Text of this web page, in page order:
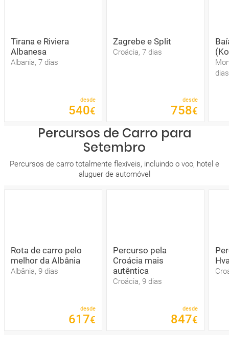
Tirana e Riviera
Albanesa
Albania, 7 dias
desde
540€
Zagrebe e Split
Croácia, 7 dias
desde
758€
dias
Percursos de Carro para
Setembro
Percursos de carro totalmente flexíveis, incluindo o voo, hotel e
aluguer de automóvel
Rota de carro pelo
melhor da Albânia
Albânia, 9 dias
desde
617€
Percurso pela
Croácia mais
autêntica
Croácia, 9 dias
desde
847€